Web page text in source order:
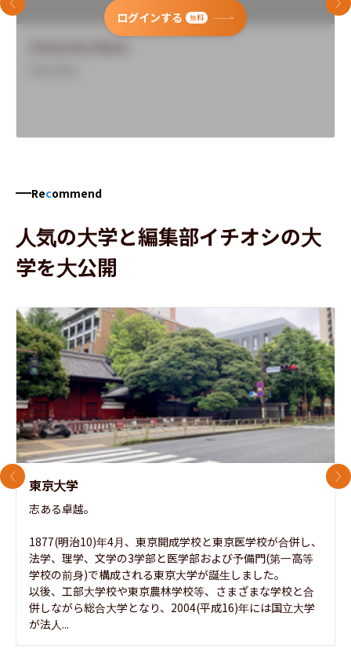
ログインする 無料
前のスライド 次
Recommend
人気の大学と編集部イチオシの大
学を大公開
東京大学
志ある卓越。
1877(明治10)年4月、東京開成学校と東京医学校が合併し、
法学、理学、文学の3学部と医学部および予備門(第一高等
学校の前身)で構成される東京大学が誕生しました。
以後、工部大学校や東京農林学校等、さまざまな学校と合
併しながら総合大学となり、2004(平成16)年には国立大学
が法人...
前のスライド 次